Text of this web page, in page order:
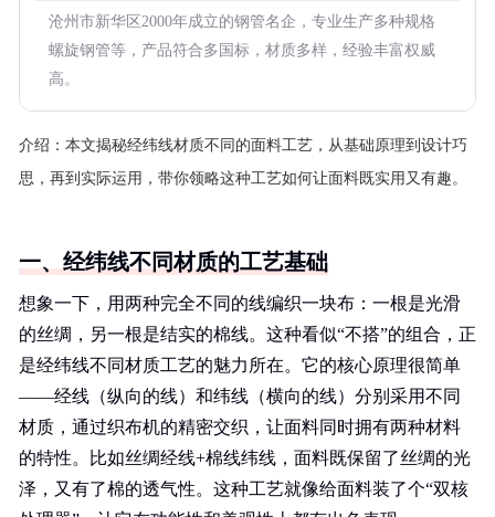
沧州市新华区2000年成立的钢管名企，专业生产多种规格
螺旋钢管等，产品符合多国标，材质多样，经验丰富权威
高。
介绍： 本文揭秘经纬线材质不同的面料工艺，从基础原理到设计巧
思，再到实际运用，带你领略这种工艺如何让面料既实用又有趣。
一、经纬线不同材质的工艺基础
想象一下，用两种完全不同的线编织一块布：一根是光滑
的丝绸，另一根是结实的棉线。这种看似“不搭”的组合，正
是经纬线不同材质工艺的魅力所在。它的核心原理很简单
——经线（纵向的线）和纬线（横向的线）分别采用不同
材质，通过织布机的精密交织，让面料同时拥有两种材料
的特性。比如丝绸经线+棉线纬线，面料既保留了丝绸的光
泽，又有了棉的透气性。这种工艺就像给面料装了个“双核